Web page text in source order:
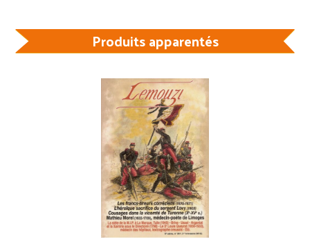
Produits apparentés